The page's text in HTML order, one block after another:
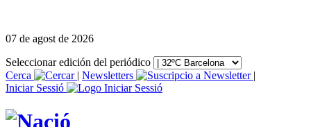
07 de agost de 2026
Seleccionar edición del periódico
Cerca
| Newsletters
|
Iniciar Sessió